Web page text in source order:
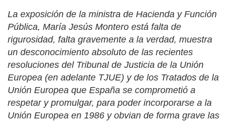
La exposición de la ministra de Hacienda y Función
Pública, María Jesús Montero está falta de
rigurosidad, falta gravemente a la verdad, muestra
un desconocimiento absoluto de las recientes
resoluciones del Tribunal de Justicia de la Unión
Europea (en adelante TJUE) y de los Tratados de la
Unión Europea que España se comprometió a
respetar y promulgar, para poder incorporarse a la
Unión Europea en 1986 y obvian de forma grave las